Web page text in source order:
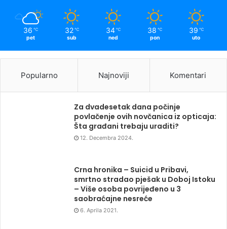
36 ℃
pet
32 ℃
sub
34 ℃
ned
38 ℃
pon
39 ℃
uto
Popularno Najnoviji Komentari
Za dvadesetak dana počinje
povlačenje ovih novčanica iz opticaja:
Šta građani trebaju uraditi?
12. Decembra 2024.
Crna hronika – Suicid u Pribavi,
smrtno stradao pješak u Doboj Istoku
– Više osoba povrijeđeno u 3
saobraćajne nesreće
6. Aprila 2021.